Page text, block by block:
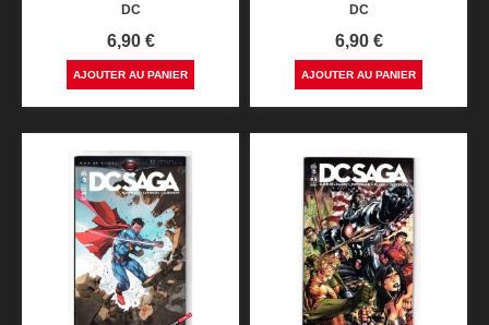
DC
Prix
6,90 €
AJOUTER AU PANIER
DC
Prix
6,90 €
AJOUTER AU PANIER